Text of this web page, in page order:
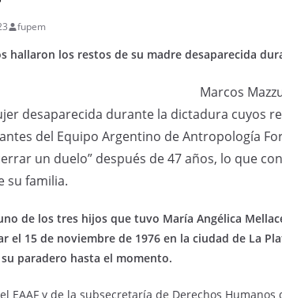
fupem
hallaron los restos de su madre desaparecida
Marcos
desaparecida durante la dictadura cuyos
del Equipo Argentino de Antropología
un duelo” después de 47 años, lo que
su familia.
de los tres hijos que tuvo María Angélica
el 15 de noviembre de 1976 en la ciudad de La
paradero hasta el momento.
EAAF y de la subsecretaría de Derechos